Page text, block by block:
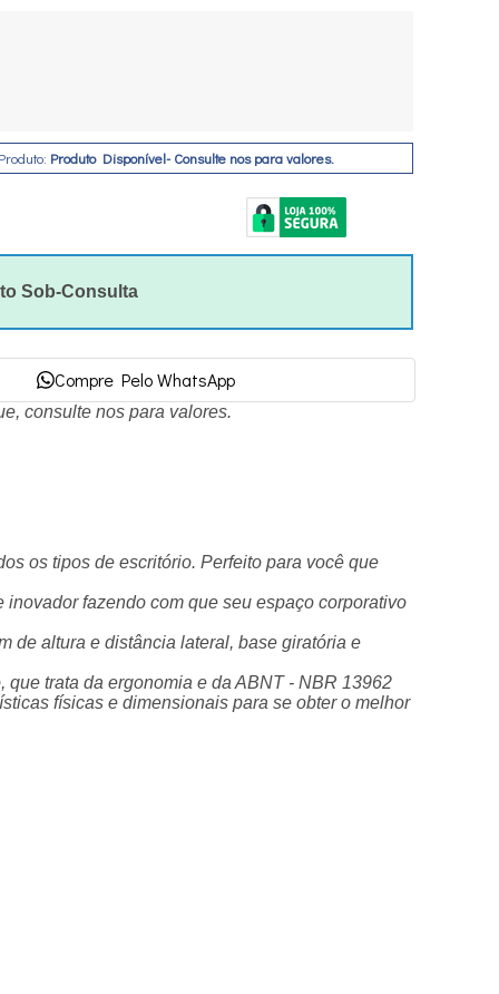
Produto Disponível- Consulte nos para valores.
Sob-Consulta
Compre Pelo WhatsApp
consulte nos para valores.
os tipos de escritório. Perfeito para você que
fazendo com que seu espaço corporativo
de altura e distância lateral, base giratória e
trata da ergonomia e da ABNT - NBR 13962
físicas e dimensionais para se obter o melhor